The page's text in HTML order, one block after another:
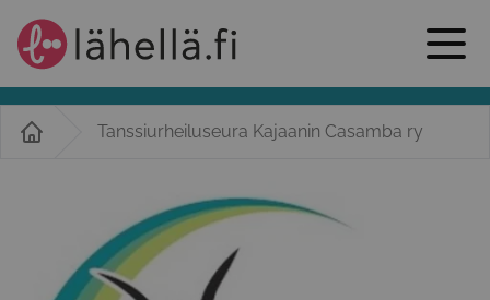
Tanssiurheiluseura Kajaanin Casamba ry